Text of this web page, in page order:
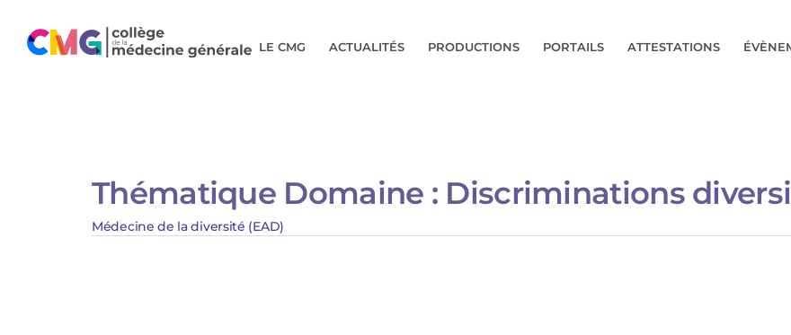
LE CMG ACTUALITÉS PRODUCTIONS PORTAILS ATTESTATIONS
Thématique Domaine : Discriminations
Médecine de la diversité (EAD)